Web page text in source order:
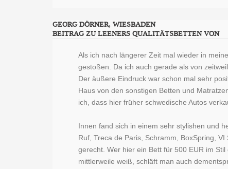
GEORG DÖRNER, WIESBADEN
BEITRAG ZU LEENERS QUALITÄTSBETTEN VON
Als ich nach längerer Zeit mal wieder in
gestoßen. Da ich auch gerade als von
Der äußere Eindruck war schon mal sehr
Haus von den sonstigen Betten und
ich, dass hier früher schwedische Autos
Innen fand sich in einem sehr stylishen und
Ruf, Treca de Paris, Schramm, BoxSpring,
gerecht. Wer hier ein Bett für 500 EUR im
mittlerweile weiß, schläft man auch